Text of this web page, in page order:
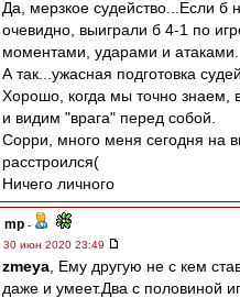
Да, мерзкое судейство...Если б
очевидно, выиграли б 4-1 по
моментами, ударами и атаками.
А так...ужасная подготовка
Хорошо, когда мы точно знаем,
и видим "врага" перед собой.
Сорри, много меня сегодня на
расстроился(
Ничего личного
mp -
30 июн 2020 23:49
zmeya , Ему другую не с кем
даже и умеет.Два с половиной